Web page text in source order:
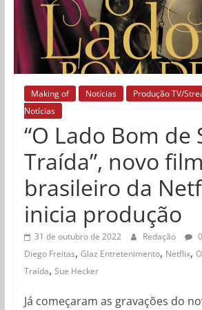
Making of Notícias Produção TV/
Notícias
“O Lado Bom de
Traída”, novo
brasileiro da
inicia produção
31 de outubro de 2022 Redação
Diego Freitas, Glaz Entretenimento, Netflix,
Traída, Sue Hecker
Já começaram as gravações do